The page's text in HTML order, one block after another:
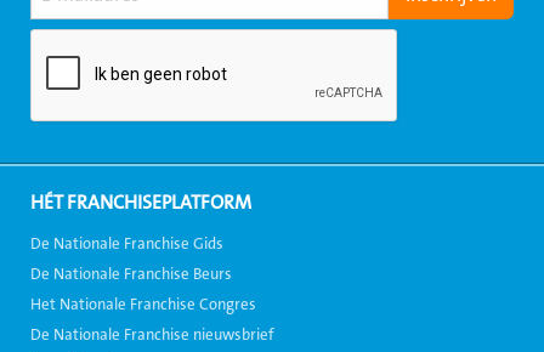
HÉT FRANCHISEPLATFORM
De Nationale Franchise Gids
De Nationale Franchise Beurs
Het Nationale Franchise Congres
De Nationale Franchise nieuwsbrief